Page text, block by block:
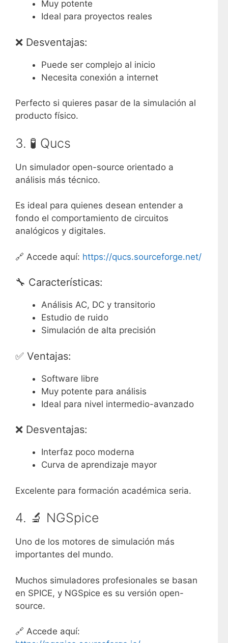
Muy potente
Ideal para proyectos reales
❌ Desventajas:
Puede ser complejo al inicio
Necesita conexión a internet
Perfecto si quieres pasar de la simulación al
producto físico.
3. 🧪 Qucs
Un simulador open-source orientado a
análisis más técnico.
Es ideal para quienes desean entender a
fondo el comportamiento de circuitos
analógicos y digitales.
🔗 Accede aquí: https://qucs.sourceforge.net/
🔧 Características:
Análisis AC, DC y transitorio
Estudio de ruido
Simulación de alta precisión
✅ Ventajas:
Software libre
Muy potente para análisis
Ideal para nivel intermedio-avanzado
❌ Desventajas:
Interfaz poco moderna
Curva de aprendizaje mayor
Excelente para formación académica seria.
4. 🔬 NGSpice
Uno de los motores de simulación más
importantes del mundo.
Muchos simuladores profesionales se basan
en SPICE, y NGSpice es su versión open-
source.
🔗 Accede aquí: